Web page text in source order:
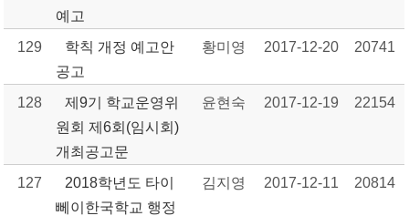
예고
129
학칙 개정 예고안
공고
황미영 2017-12-20 20741
128
제9기 학교운영위
원회 제6회(임시회)
개최공고문
윤현숙 2017-12-19 22154
127
2018학년도 타이
뻬이한국학교 행정
김지영 2017-12-11 20814